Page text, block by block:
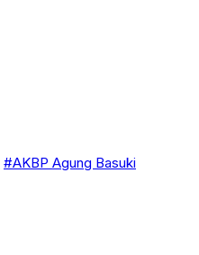
#AKBP Agung Basuki